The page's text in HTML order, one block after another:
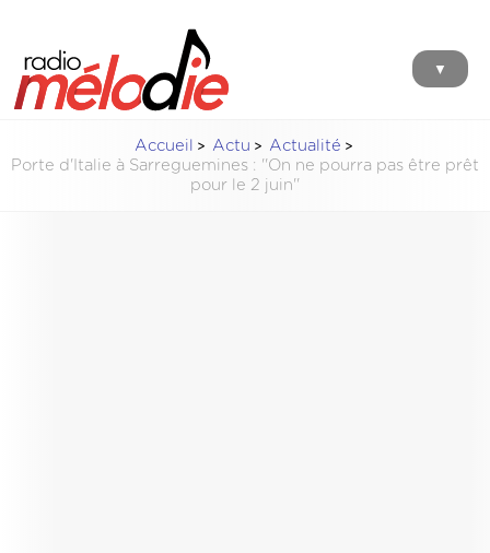
▼
Accueil Actu
Actualité
Porte d'Italie à Sarreguemines : ''On ne pourra pas être prêt
pour le 2 juin''